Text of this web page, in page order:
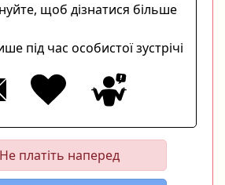
щоб дізнатися більше
під час особистої зустрічі
Не платіть наперед